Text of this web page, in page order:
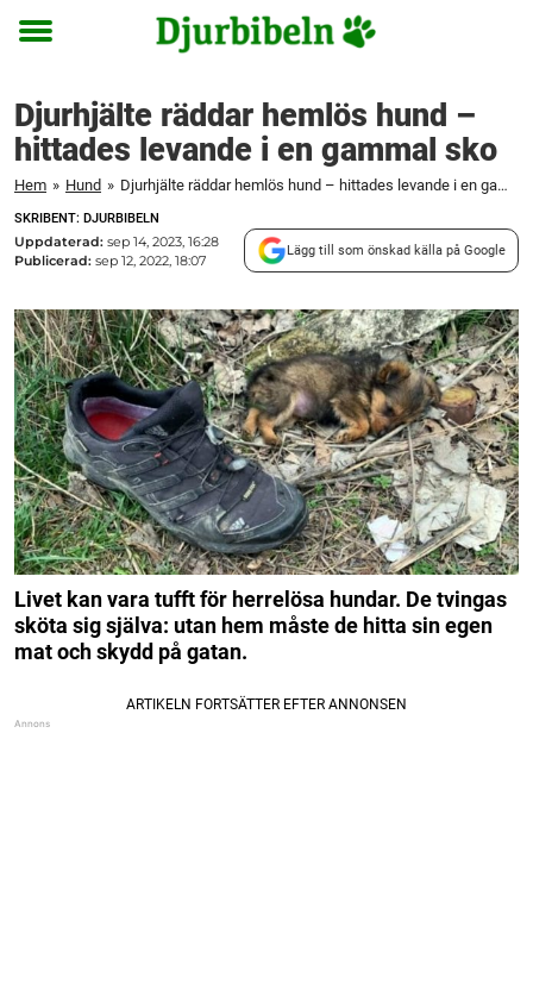
Toggle
Djurhjälte räddar hemlös hund –
hittades levande i en gammal sko
Hem » Hund » Djurhjälte räddar hemlös hund – hittades levande i en gammal sko
SKRIBENT: DJURBIBELN
Uppdaterad: sep 14, 2023, 16:28
Publicerad: sep 12, 2022, 18:07
Lägg till som önskad källa på Google
Livet kan vara tufft för herrelösa hundar. De tvingas
sköta sig själva: utan hem måste de hitta sin egen
mat och skydd på gatan.